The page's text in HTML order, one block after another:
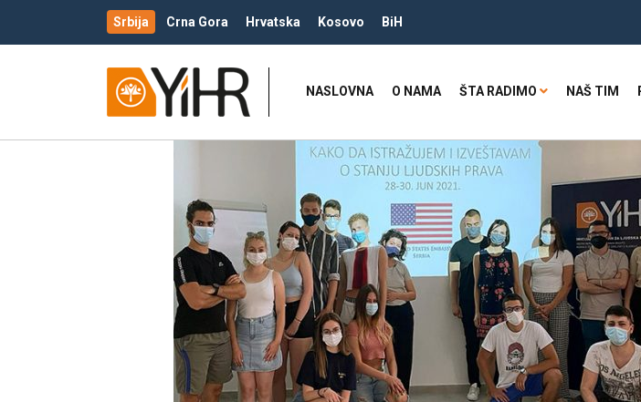
Srbija Crna Gora Hrvatska Kosovo BiH
NASLOVNA O NAMA ŠTA RADIMO NAŠ TIM